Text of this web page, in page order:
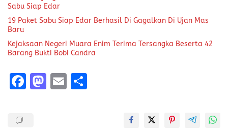
Sabu Siap Edar
19 Paket Sabu Siap Edar Berhasil Di Gagalkan Di Ujan Mas
Baru
Kejaksaan Negeri Muara Enim Terima Tersangka Beserta 42
Barang Bukti Bobi Candra
F
M E